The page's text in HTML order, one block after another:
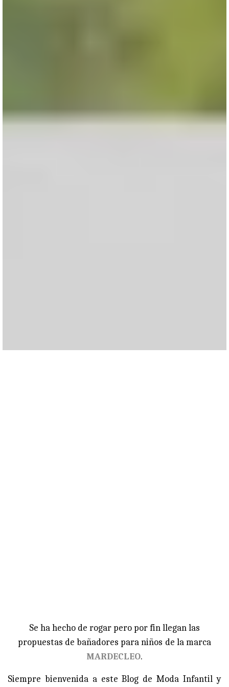
Se ha hecho de rogar pero por fin llegan las
propuestas de bañadores para niños de la marca
MARDECLEO.
Siempre bienvenida a este Blog de Moda Infantil y